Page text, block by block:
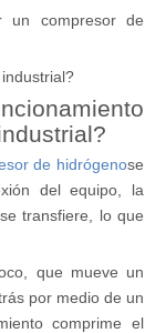
un compresor de
de hidrógenose
del equipo, la
transfiere, lo que
que mueve un
por medio de un
comprime el